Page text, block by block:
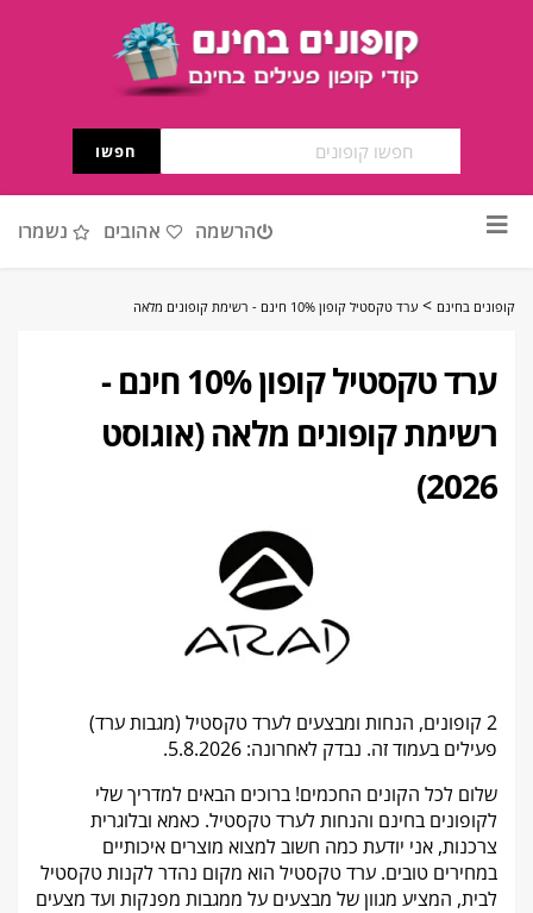
חפשו
לתוכן
נשמרו אהובים הרשמה
קופונים בחינם > ערד טקסטיל קופון 10% חינם - רשימת קופונים מלאה
ערד טקסטיל קופון 10% חינם -
רשימת קופונים מלאה (אוגוסט
2026)
2 קופונים, הנחות ומבצעים לערד טקסטיל (מגבות ערד)
פעילים בעמוד זה. נבדק לאחרונה: 5.8.2026.
שלום לכל הקונים החכמים! ברוכים הבאים למדריך שלי
לקופונים בחינם והנחות לערד טקסטיל. כאמא ובלוגרית
צרכנות, אני יודעת כמה חשוב למצוא מוצרים איכותיים
במחירים טובים. ערד טקסטיל הוא מקום נהדר לקנות טקסטיל
לבית, המציע מגוון של מבצעים על ממגבות מפנקות ועד מצעים